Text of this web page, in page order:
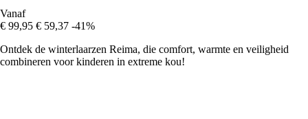
Vanaf
€ 99,95 € 59,37 -41%
Ontdek de winterlaarzen Reima, die comfort, warmte en veiligheid
combineren voor kinderen in extreme kou!